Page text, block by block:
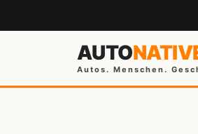
AUTO
Autos. Menschen.